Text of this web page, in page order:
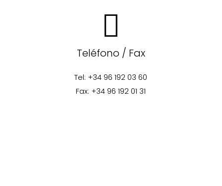
Teléfono / Fax
Tel: +34 96 192 03 60
Fax: +34 96 192 01 31